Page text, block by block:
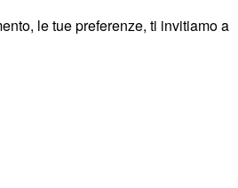
le tue preferenze, ti invitiamo a